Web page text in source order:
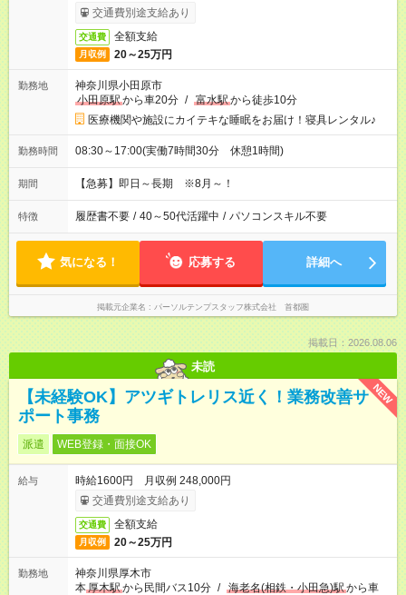
交通費別途支給あり
交通費 全額支給
月収例 20～25万円
勤務地
神奈川県小田原市
小田原駅から車20分 / 富水駅から徒歩10分
医療機関や施設にカイテキな睡眠をお届け！寝具レンタル♪
勤務時間 08:30～17:00(実働7時間30分 休憩1時間)
期間 【急募】即日～長期 ※8月～！
特徴 履歴書不要 / 40～50代活躍中 / パソコンスキル不要
気になる！ 応募する 詳細へ
掲載元企業名 パーソルテンプスタッフ株式会社 首都圏
掲載日：2026.08.06
未読
NEW
【未経験OK】アツギトレリス近く！業務改善サ
ポート事務
派遣 WEB登録・面接OK
給与
時給1600円 月収例 248,000円
交通費別途支給あり
交通費 全額支給
月収例 20～25万円
勤務地
神奈川県厚木市
本厚木駅から民間バス10分 / 海老名(相鉄・小田急)駅から車